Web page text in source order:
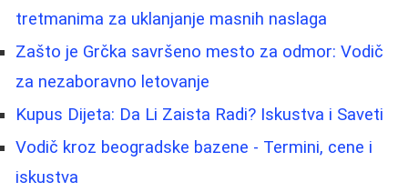
tretmanima za uklanjanje masnih naslaga
Zašto je Grčka savršeno mesto za odmor: Vodič
za nezaboravno letovanje
Kupus Dijeta: Da Li Zaista Radi? Iskustva i Saveti
Vodič kroz beogradske bazene - Termini, cene i
iskustva